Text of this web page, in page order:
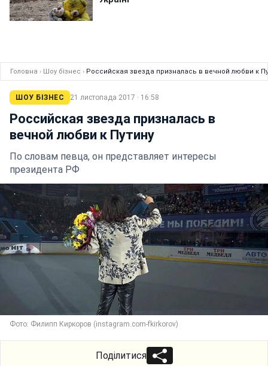
Головна › Шоу бізнес › Российская звезда призналась в вечной любви к
ШОУ БІЗНЕС 21 листопада 2017 · 16:58
Российская звезда призналась в
вечной любви к Путину
По словам певца, он представляет интересы
президента РФ
Фото: Филипп Киркоров (instagram.com-fkirkorov)
Поділитися